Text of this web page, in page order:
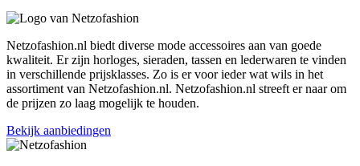
Netzofashion.nl biedt diverse mode accessoires aan van goede
kwaliteit. Er zijn horloges, sieraden, tassen en lederwaren te vinden
in verschillende prijsklasses. Zo is er voor ieder wat wils in het
assortiment van Netzofashion.nl. Netzofashion.nl streeft er naar om
de prijzen zo laag mogelijk te houden.
Bekijk aanbiedingen